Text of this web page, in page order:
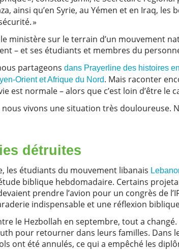
ainsi qu’en Syrie, au Yémen et en Iraq,
»
ministère sur le terrain d’un mouvement
– et ses étudiants et membres du
partageons dans Prayerline des histoires
Orient et Afrique du Nord. Mais raconter
est normale – alors que c’est loin d’être le
nous vivons une situation très douloureuse.
détruites
les étudiants du mouvement libanais
biblique hebdomadaire. Certains
prendre l’avion pour un congrès de
indispensable et une réflexion
le Hezbollah en septembre, tout a
pour retourner dans leurs familles. Dans
ont été annulés, ce qui a empêché les